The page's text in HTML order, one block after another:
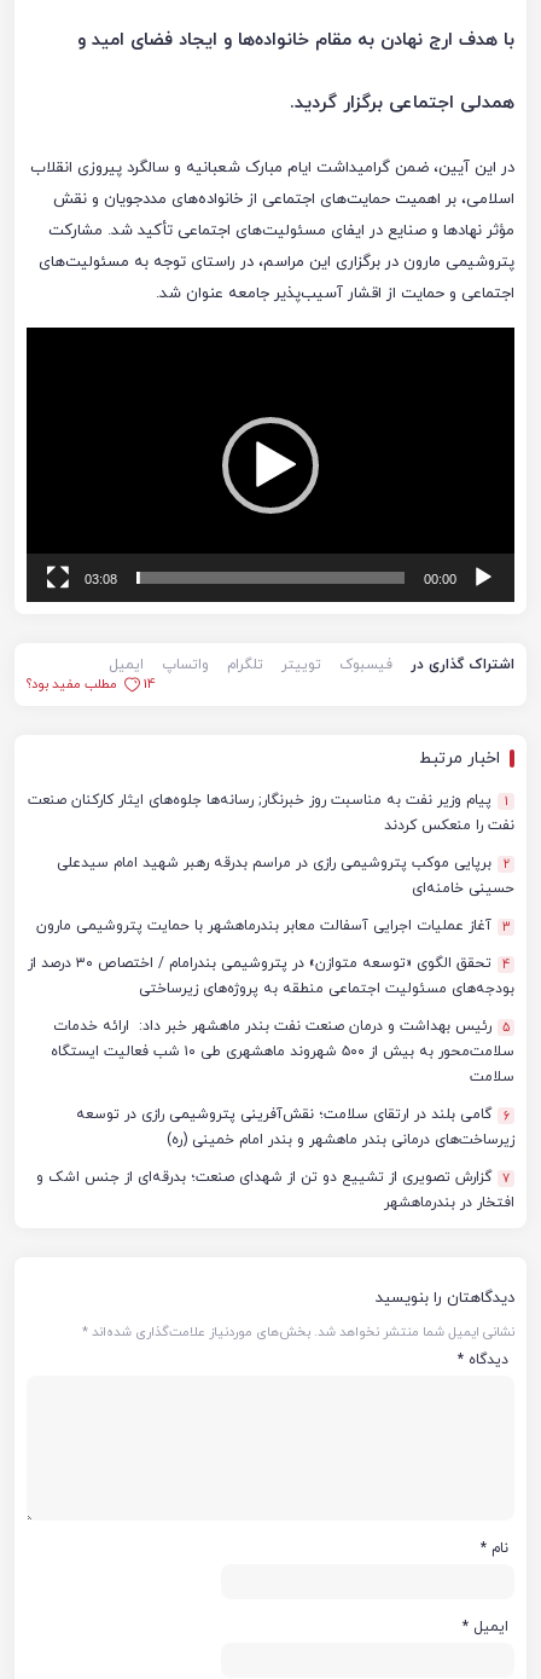
با هدف ارج نهادن به مقام خانواده‌ها و ایجاد فضای امید و
همدلی اجتماعی برگزار گردید.
در این آیین، ضمن گرامیداشت ایام مبارک شعبانیه و سالگرد پیروزی انقلاب
اسلامی، بر اهمیت حمایت‌های اجتماعی از خانواده‌های مددجویان و نقش
مؤثر نهادها و صنایع در ایفای مسئولیت‌های اجتماعی تأکید شد. مشارکت
پتروشیمی مارون در برگزاری این مراسم، در راستای توجه به مسئولیت‌های
اجتماعی و حمایت از اقشار آسیب‌پذیر جامعه عنوان شد.
00:00
03:08
اشتراک گذاری در فیسبوک توییتر تلگرام واتساپ
ایمیل
14
مطلب مفید بود؟
اخبار مرتبط
1
پیام وزیر نفت به مناسبت روز خبرنگار; رسانه‌ها جلوه‌های ایثار کارکنان صنعت
نفت را منعکس کردند
2
برپایی موکب پتروشیمی رازی در مراسم بدرقه رهبر شهید امام سیدعلی
حسینی خامنه‌ای
3 آغاز عملیات اجرایی آسفالت معابر بندرماهشهر با حمایت پتروشیمی مارون
4
تحقق الگوی «توسعه متوازن» در پتروشیمی بندرامام / اختصاص ۳۰ درصد از
بودجه‌های مسئولیت اجتماعی منطقه به پروژه‌های زیرساختی
5 رئیس بهداشت و درمان صنعت نفت بندر ماهشهر خبر داد: ارائه خدمات
سلامت‌محور به بیش از ۵۰۰ شهروند ماهشهری طی ۱۰ شب فعالیت ایستگاه
سلامت
6
گامی بلند در ارتقای سلامت؛ نقش‌آفرینی پتروشیمی رازی در توسعه
زیرساخت‌های درمانی بندر ماهشهر و بندر امام خمینی (ره)
7 گزارش تصویری از تشییع دو تن از شهدای صنعت؛ بدرقه‌ای از جنس اشک و
افتخار در بندرماهشهر
دیدگاهتان را بنویسید
نشانی ایمیل شما منتشر نخواهد شد. بخش‌های موردنیاز علامت‌گذاری شده‌اند*
دیدگاه *
نام *
ایمیل *